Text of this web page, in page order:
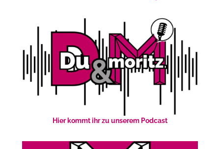
Hier kommt ihr zu unserem Podcast